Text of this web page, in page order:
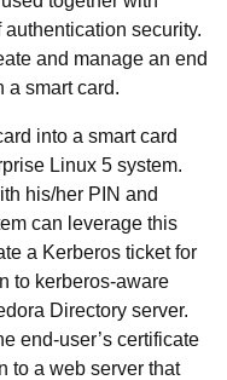
security.
and manage an end
a smart card.
into a smart card
Linux 5 system.
his/her PIN and
can leverage this
a Kerberos ticket for
to kerberos-aware
Directory server.
end-user’s certificate
to a web server that